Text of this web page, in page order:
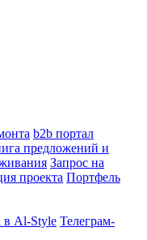
b2b портал
предложений и
Запрос на
проекта Портфель
в Al-Style Телеграм-